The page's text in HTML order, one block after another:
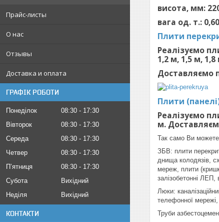
Прайс-листы
О нас
Отзывы
Доставка и оплата
ГРАФІК РОБОТИ
Понеділок 08:30
17:30
Вівторок
08:30
17:30
Середа
08:30
17:30
Четвер
08:30
17:30
Пʼятниця
08:30
17:30
Субота
Вихідний
Неділя
Вихідний
КОНТАКТИ
висота, мм:
вага од. т.:
Плити
Реалізуємо
1,2 м, 1,5 м, 1,8
Доставляємо
Плити
Реалізуємо
м.
Так само Ви
ЗБВ: плити
днища колодязів,
мереж, плити
залізобетонні ЛЕП,
Люки:
телефонної мережі,
Труби